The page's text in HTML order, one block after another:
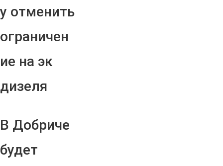
у отменить
ограничен
ие на эк
дизеля
В Добриче
будет